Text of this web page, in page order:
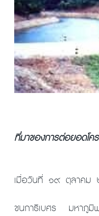
ที่มาของการต่อยอดโค
เมื่อวันที่ ๑๙ ตุลาคม
ชนกาธิเบศร มหาภูมิ